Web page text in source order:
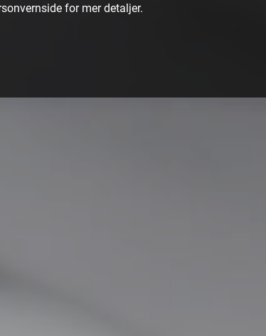
for mer detaljer.